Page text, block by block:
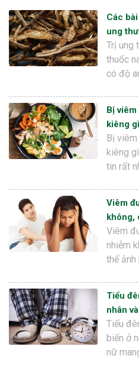
Các
ung
Trị ung
thuốc
có độ
Bị
kiêng
Bị viêm
kiêng
tin rất
Viêm
không,
Viêm
nhiễm
thể ảnh
Tiểu
nhân
Tiểu
biến ở
nữ